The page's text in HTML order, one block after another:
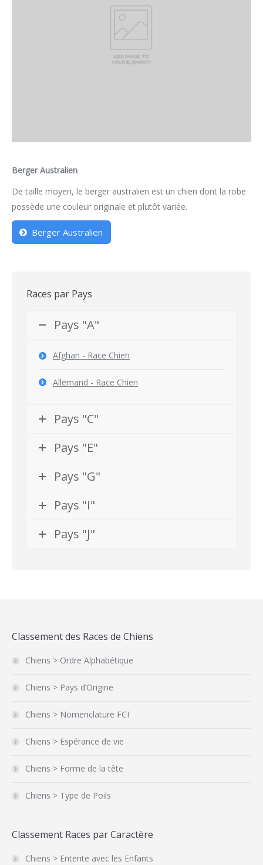
Berger Australien
De taille moyen, le berger australien est un chien dont la robe
possède une couleur originale et plutôt variée.
Berger Australien
Races par Pays
Pays "A"
Afghan - Race Chien
Allemand - Race Chien
Pays "C"
Pays "E"
Pays "G"
Pays "I"
Pays "J"
Classement des Races de Chiens
Chiens > Ordre Alphabétique
Chiens > Pays d’Origine
Chiens > Nomenclature FCI
Chiens > Espérance de vie
Chiens > Forme de la tête
Chiens > Type de Poils
Classement Races par Caractère
Chiens > Entente avec les Enfants